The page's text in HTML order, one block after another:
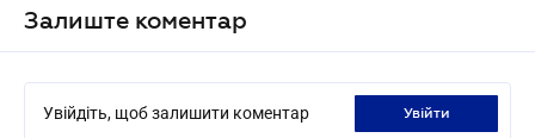
Залиште коментар
Увійдіть, щоб залишити коментар увійти